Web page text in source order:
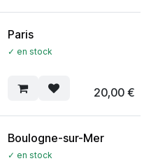
Paris
✓ en stock
20,00€
Boulogne-sur-Mer
✓ en stock